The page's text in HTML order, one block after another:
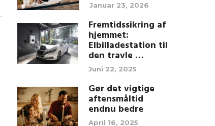
Januar 23, 2026
Fremtidssikring af
hjemmet:
Elbilladestation til
den travle …
Juni 22, 2025
Gør det vigtige
aftensmåltid
endnu bedre
April 16, 2025